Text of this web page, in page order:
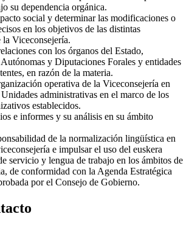
su dependencia orgánica.
social y determinar las modificaciones o
en los objetivos de las distintas
la Viceconsejería.
con los órganos del Estado,
y Diputaciones Forales y entidades
en razón de la materia.
operativa de la Viceconsejería en
administrativas en el marco de los
establecidos.
e informes y su análisis en su ámbito
de la normalización lingüística en
e impulsar el uso del euskera
servicio y lengua de trabajo en los ámbitos de
de conformidad con la Agenda Estratégica
por el Consejo de Gobierno.